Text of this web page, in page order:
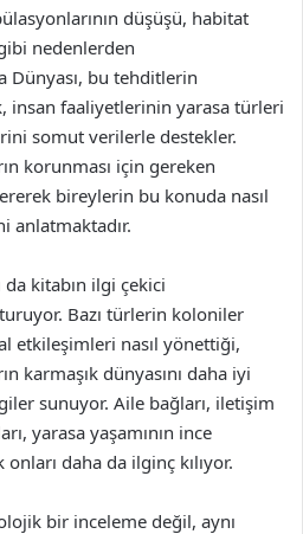
düşüşü, habitat
nedenlerden
Dünyası, bu tehditlerin
insan faaliyetlerinin yarasa türleri
somut verilerle destekler.
korunması için gereken
bireylerin bu konuda nasıl
anlatmaktadır.
da kitabın ilgi çekici
Bazı türlerin koloniler
etkileşimleri nasıl yönettiği,
karmaşık dünyasını daha iyi
sunuyor. Aile bağları, iletişim
yarasa yaşamının ince
onları daha da ilginç kılıyor.
bir inceleme değil, aynı